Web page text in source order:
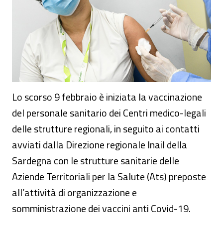
Lo scorso 9 febbraio è iniziata la vaccinazione
del personale sanitario dei Centri medico-legali
delle strutture regionali, in seguito ai contatti
avviati dalla Direzione regionale Inail della
Sardegna con le strutture sanitarie delle
Aziende Territoriali per la Salute (Ats) preposte
all’attività di organizzazione e
somministrazione dei vaccini anti Covid-19.